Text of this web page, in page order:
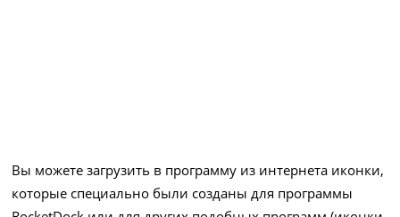
Вы можете загрузить в программу из интернета иконки,
которые специально были созданы для программы